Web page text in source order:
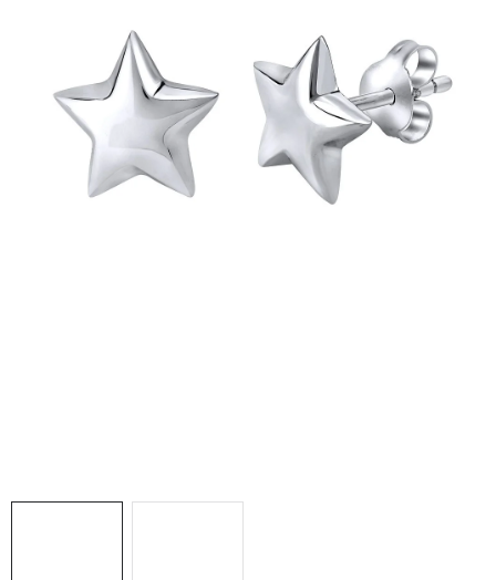
SETY ŠPERKOV
ŠPERKY
Doprava a platba Vrátenie, výmena, reklamácia